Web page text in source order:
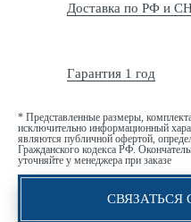
Доставка по РФ и
Гарантия 1 год
* Представленные размеры,
исключительно информационный
являются публичной офертой,
Гражданского кодекса РФ.
уточняйте у менеджера при заказе
СВЯЗАТЬСЯ